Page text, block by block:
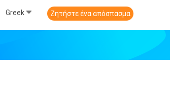
Greek Ζητήστε ένα απόσπασμα